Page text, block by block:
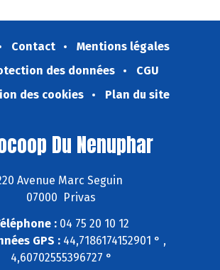
Contact
Mentions légales
des données
CGU
des cookies
Plan du site
Du Nenuphar
Avenue Marc Seguin
07000 Privas
:04 75 20 10 12
GPS :44,7186174152901 ° ,
4,60702555396727 °